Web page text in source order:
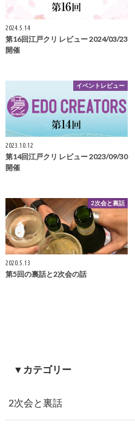
2024.5.14
第16回江戸クリ レビュー 2024/03/23
開催
イベントレビュー
2023.10.12
第14回江戸クリ レビュー 2023/09/30
開催
2次会と裏話
2020.5.13
第5回の裏話と2次会の話
▼カテゴリー
2次会と裏話